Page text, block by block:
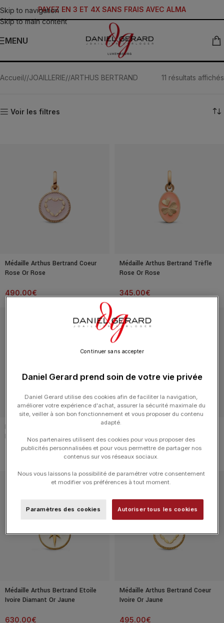
Skip to navigation
Skip to main content
PAYEZ EN 3 ET 4X SANS FRAIS AVEC ALMA
MENU Mini Médailles
Accueil/ JOAILLERIE/ ARTHUS BERTRAND 11 résultats affichés
Voir les filtres
Médaille Arthus Bertrand Coeur
Rose Or Rose
490.00€
Médaille Arthus Bertrand Trèfle
Rose Or Rose
345.00€
Médaille Arthus Bertrand Ours
Ivoire Or Jaune
Médaille Arthus Bertrand Etoile
Noire Diamant Or Jaune
630.00€
Médaille Arthus Bertrand Etoile
Ivoire Diamant Or Jaune
630.00€
Médaille Arthus Bertrand Coeur
Ivoire Or Jaune
495.00€
Daniel Gerard prend soin de votre vie privée
Daniel Gerard utilise des cookies afin de faciliter la navigation,
améliorer votre expérience d'achat, assurer la sécurité maximale du
site, veiller à son bon fonctionnement et vous proposer du contenu
adapté.
Nos partenaires utilisent des cookies pour vous proposer des
publicités personnalisées et pour vous permettre de partager nos
contenus sur vos réseaux sociaux.
Nous vous laissons la possibilité de paramétrer votre consentement
et modifier vos préférences à tout moment.
Paramètres des cookies Autoriser tous les cookies
Continuer sans accepter